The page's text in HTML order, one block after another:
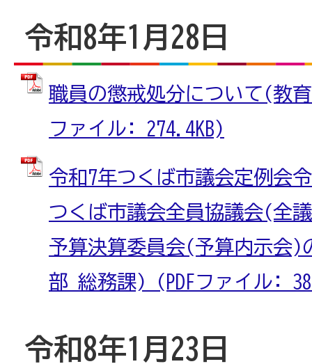
令和8年1月28日
職員の懲戒処分について(教
ファイル: 274.4KB)
令和7年つくば市議会定例会
つくば市議会全員協議会(全
予算決算委員会(予算内示会)
部 総務課) (PDFファイル:
令和8年1月23日